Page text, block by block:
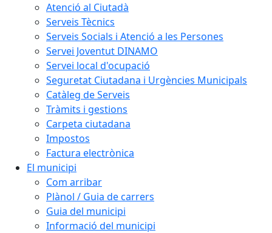
Atenció al Ciutadà
Serveis Tècnics
Serveis Socials i Atenció a les Persones
Servei Joventut DINAMO
Servei local d'ocupació
Seguretat Ciutadana i Urgències Municipals
Catàleg de Serveis
Tràmits i gestions
Carpeta ciutadana
Impostos
Factura electrònica
El municipi
Com arribar
Plànol / Guia de carrers
Guia del municipi
Informació del municipi